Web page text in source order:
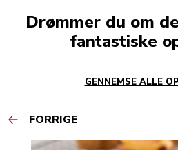
Drømmer du om
fantastiske
GENNEMSE ALLE
FORRIGE